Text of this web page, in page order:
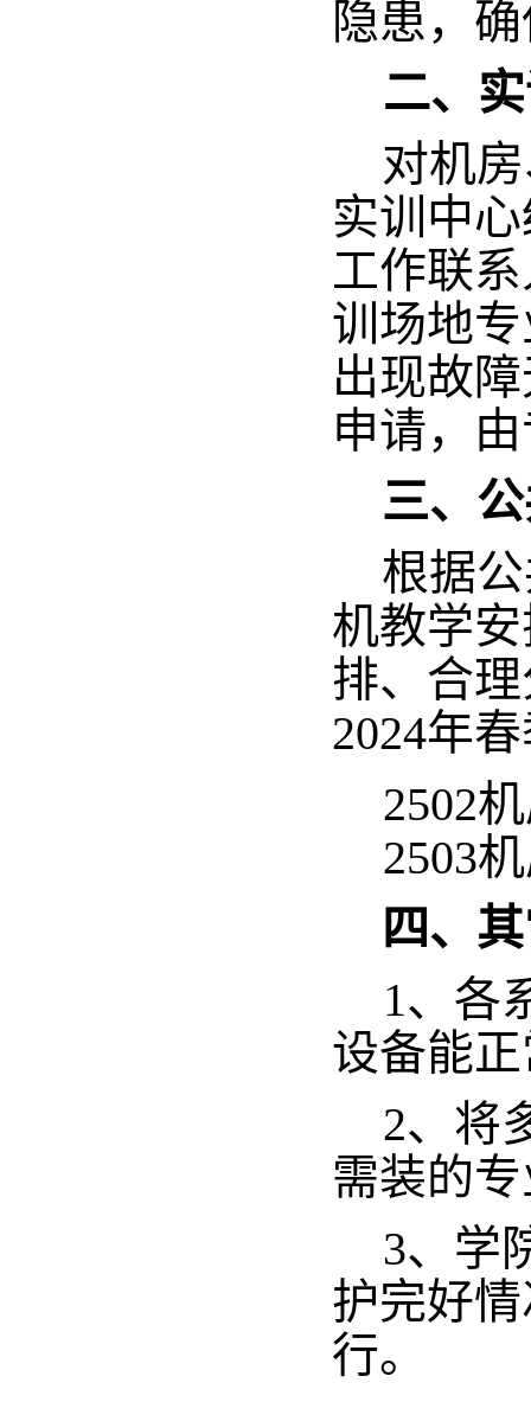
隐患，
二、
对机
实训中
工作联
训场地
出现故
申请，
三、
根据
机教学
排、合
2024年
2502
2503
四、
1、各
设备能
2、将
需装的
3、学
护完好
行。